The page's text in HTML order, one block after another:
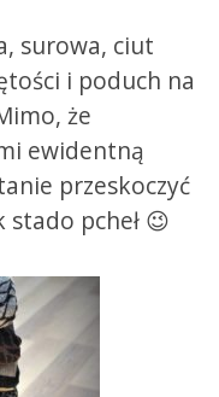
surowa, ciut
i poduch na
że
ewidentną
przeskoczyć
stado pcheł 😉